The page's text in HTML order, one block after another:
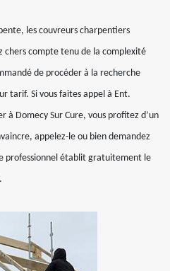
les couvreurs charpentiers
chers compte tenu de la complexité
de procéder à la recherche
tarif. Si vous faites appel à Ent.
à Domecy Sur Cure, vous profitez d’un
appelez-le ou bien demandez
professionnel établit gratuitement le